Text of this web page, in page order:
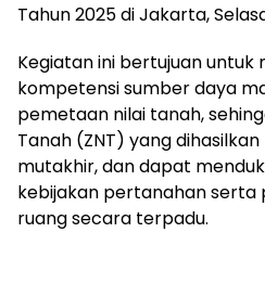
Tahun 2025 di Jakarta,
Kegiatan ini bertujuan untuk
kompetensi sumber daya
pemetaan nilai tanah,
Tanah (ZNT) yang
mutakhir, dan dapat
kebijakan pertanahan
ruang secara terpadu.